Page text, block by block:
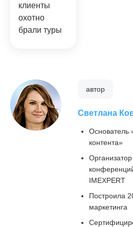
клиенты
охотно
брали туры
автор
Светлана
Основатель
контента»
IMEXPERT
Построила
маркетинга